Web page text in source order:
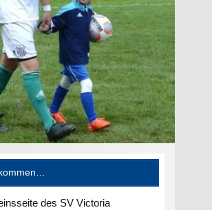
des SV Victoria